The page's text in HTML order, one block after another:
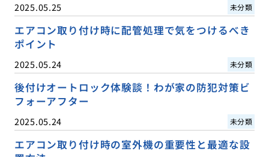
2025.05.25 未分類
エアコン取り付け時に配管処理で気をつけるべき
ポイント
2025.05.24 未分類
後付けオートロック体験談！わが家の防犯対策ビ
フォーアフター
2025.05.24 未分類
エアコン取り付け時の室外機の重要性と最適な設